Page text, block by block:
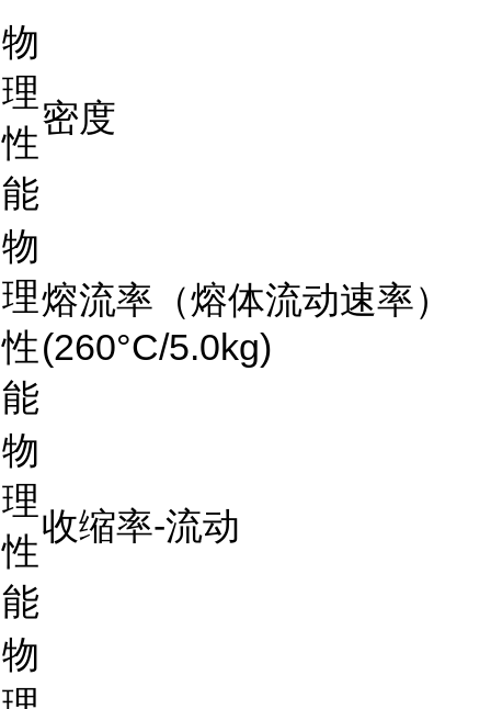
物
理
性
能
密度
物
理
性
能
熔流率（熔体流动速率）
(260°C/5.0kg)
物
理
性
能
收缩率-流动
物